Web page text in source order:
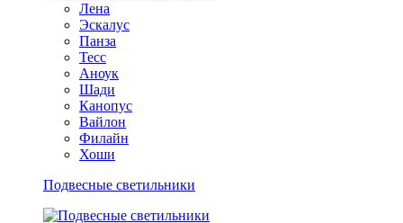
Лена
Эскалус
Панза
Тесс
Аноук
Шади
Канопус
Вайлон
Филайн
Хоши
Подвесные светильники